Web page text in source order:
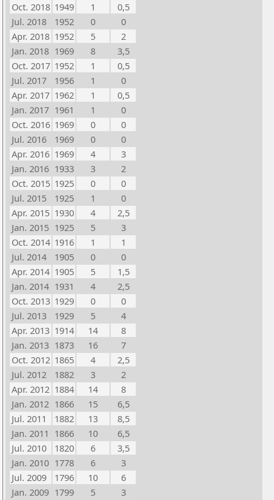
Oct. 2018 1949 1
0,5
Jul. 2018
1952 0
0
Apr. 2018 1952 5
2
Jan. 2018 1969 8
3,5
Oct. 2017 1952 1
0,5
Jul. 2017
1956 1
0
Apr. 2017 1962 1
0,5
Jan. 2017 1961 1
0
Oct. 2016 1969 0
0
Jul. 2016
1969 0
0
Apr. 2016 1969 4
3
Jan. 2016 1933 3
2
Oct. 2015 1925 0
0
Jul. 2015
1925 1
0
Apr. 2015 1930 4
2,5
Jan. 2015 1925 5
3
Oct. 2014 1916 1
1
Jul. 2014
1905 0
0
Apr. 2014 1905 5
1,5
Jan. 2014 1931 4
2,5
Oct. 2013 1929 0
0
Jul. 2013
1929 5
4
Apr. 2013 1914 14
8
Jan. 2013 1873 16
7
Oct. 2012 1865 4
2,5
Jul. 2012
1882 3
2
Apr. 2012 1884 14
8
Jan. 2012 1866 15
6,5
Jul. 2011
1882 13
8,5
Jan. 2011 1866 10
6,5
Jul. 2010
1820 6
3,5
Jan. 2010 1778 6
3
Jul. 2009
1796 10
6
Jan. 2009 1799 5
3